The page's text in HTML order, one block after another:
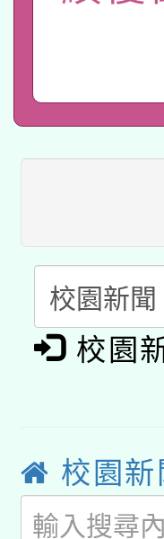
用水
桃園
開 智
2026
本校
招甄
招)
適應
暨閱
科技
礎課程
「數
pilot」
有關
薪期
轉知
用水
動」
桃園
開 智
2026
校園
校園